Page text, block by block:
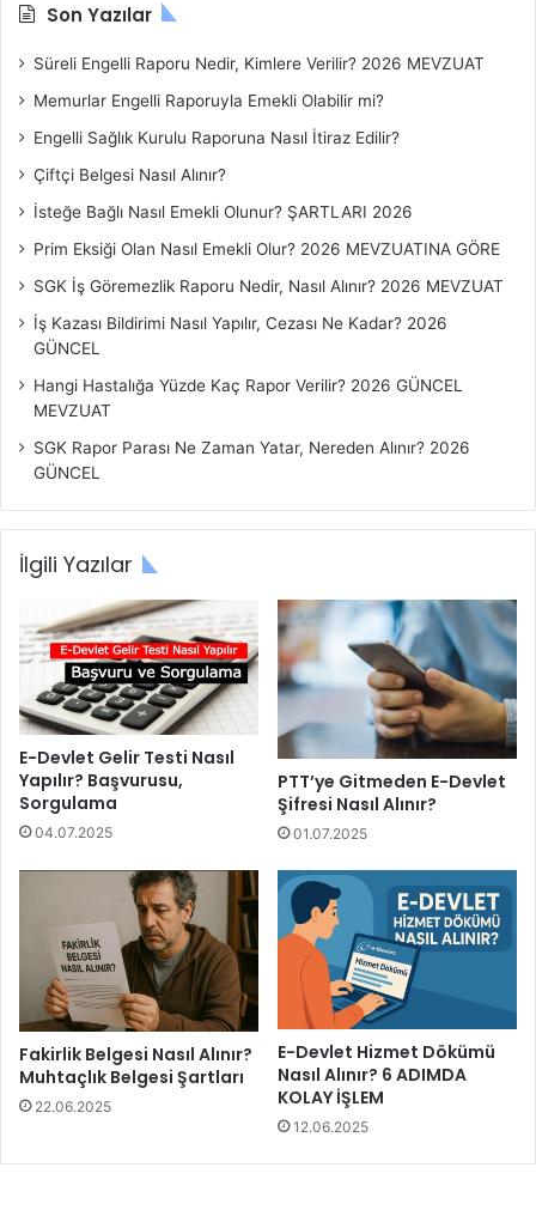
B
ş
ı
k
r
Son Yazılar
Süreli Engelli Raporu Nedir, Kimlere Verilir? 2026 MEVZUAT
Memurlar Engelli Raporuyla Emekli Olabilir mi?
Engelli Sağlık Kurulu Raporuna Nasıl İtiraz Edilir?
Çiftçi Belgesi Nasıl Alınır?
İsteğe Bağlı Nasıl Emekli Olunur? ŞARTLARI 2026
Prim Eksiği Olan Nasıl Emekli Olur? 2026 MEVZUATINA GÖRE
SGK İş Göremezlik Raporu Nedir, Nasıl Alınır? 2026 MEVZUAT
İş Kazası Bildirimi Nasıl Yapılır, Cezası Ne Kadar? 2026
GÜNCEL
Hangi Hastalığa Yüzde Kaç Rapor Verilir? 2026 GÜNCEL
MEVZUAT
SGK Rapor Parası Ne Zaman Yatar, Nereden Alınır? 2026
GÜNCEL
İlgili Yazılar
E-Devlet Gelir Testi Nasıl
Yapılır? Başvurusu,
Sorgulama
04.07.2025
PTT’ye Gitmeden E-Devlet
Şifresi Nasıl Alınır?
01.07.2025
Fakirlik Belgesi Nasıl Alınır?
Muhtaçlık Belgesi Şartları
22.06.2025
E-Devlet Hizmet Dökümü
Nasıl Alınır? 6 ADIMDA
KOLAY İŞLEM
12.06.2025